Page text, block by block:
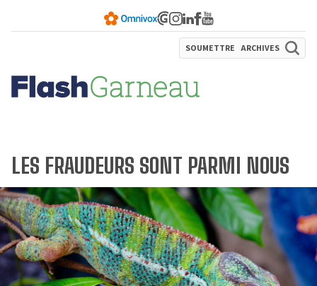
SOUMETTRE ARCHIVES
LES FRAUDEURS SONT PARMI NOUS